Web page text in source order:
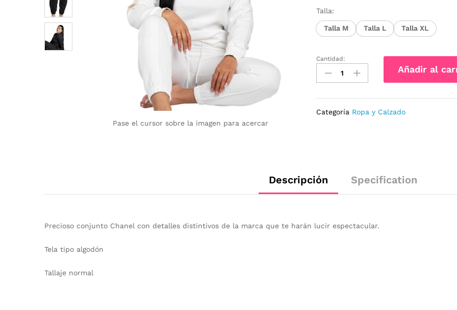
Pase el cursor sobre la imagen para acercar
Talla:
Talla M Talla L Talla XL
Conjunto
Chanel
Olivia
Cantidad:
Añadir al
Categoría Ropa y Calzado
Descripción Specification
Precioso conjunto Chanel con detalles distintivos de la marca que te harán lucir espectacular.
Tela tipo algodón
Tallaje normal